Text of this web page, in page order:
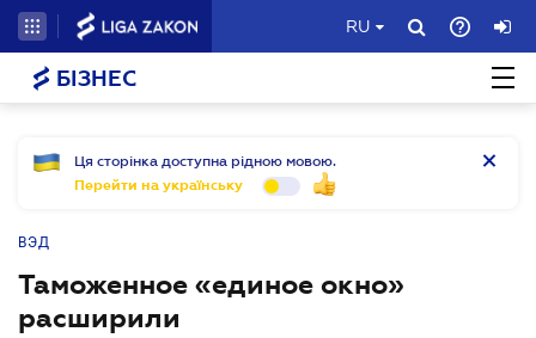
RU
БІЗНЕС
Ця сторінка доступна рідною мовою.
Перейти на українську
ВЭД
Таможенное «единое окно»
расширили